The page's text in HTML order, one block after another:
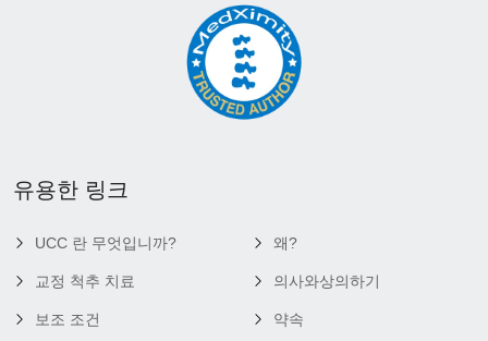
유용한 링크
UCC 란 무엇입니까?
교정 척추 치료
보조 조건
왜?
의사와상의하기
약속